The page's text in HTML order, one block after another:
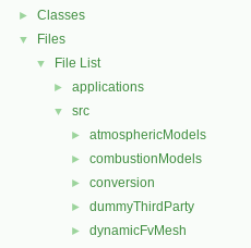
► Classes
▼ Files
▼ File List
► applications
▼ src
► atmosphericModels
► combustionModels
► conversion
► dummyThirdParty
► dynamicFvMesh